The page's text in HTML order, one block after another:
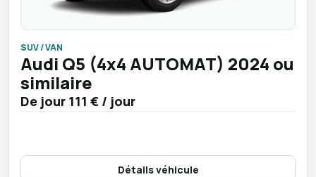
SUV / VAN
Audi Q5 (4x4 AUTOMAT) 2024 ou
similaire
De jour 111 € / jour
Détails véhicule